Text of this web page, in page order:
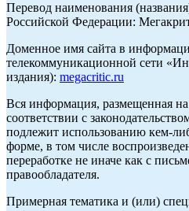
Перевод наименования
Российской Федерации:
Доменное имя сайта в
телекоммуникационной сети
издания): megacritic.ru
Вся информация, размещенная на
соответствии с
подлежит использованию кем-
форме, в том числе
переработке не иначе как с
правообладателя.
Примерная тематика и (или)